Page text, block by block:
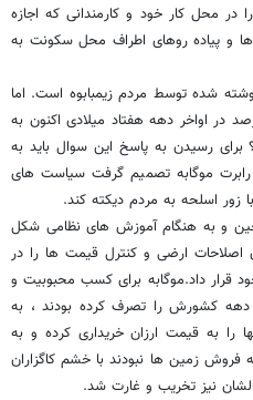
محل کار خود و کارمندانی که اجازه
ها و پیاده روهای اطراف محل سکونت به
شده توسط مردم زیمبابوه است. اما
با نرخ رشد اقتصادی 8.4 درصد در اواخر دهه هفتاد میلادی اکنون به
است؟ برای رسیدن به پاسخ این سوال باید به
موگابه تصمیم گرفت سیاست های
زور اسلحه به مردم دیکته کند.
چین و به هنگام آموزش های نظامی شکل
ارضی و کنترل قیمت ها را در
قرار داد.موگابه برای کسب محبوبیت و
دهه کشورش را تصرف کرده بودند ، به
به قیمت ارزان خریداری کرده و به
فروش زمین ها نبودند با خشم کاگزاران
نیز تخریب و غارت شد.